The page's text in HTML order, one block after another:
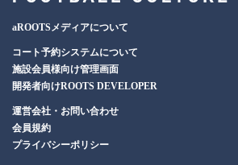
aROOTSメディアについて
コート予約システムについて
施設会員様向け管理画面
開発者向けROOTS DEVELOPER
運営会社・お問い合わせ
会員規約
プライバシーポリシー